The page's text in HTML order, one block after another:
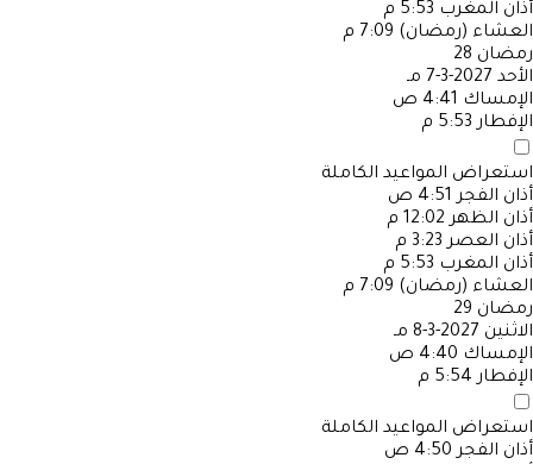
أذان المغرب 5:53 م
العشاء (رمضان) 7:09 م
رمضان 28
الأحد 2027-3-7 مـ
الإمساك 4:41 ص
الإفطار 5:53 م
استعراض المواعيد الكاملة
أذان الفجر 4:51 ص
أذان الظهر 12:02 م
أذان العصر 3:23 م
أذان المغرب 5:53 م
العشاء (رمضان) 7:09 م
رمضان 29
الاثنين 2027-3-8 مـ
الإمساك 4:40 ص
الإفطار 5:54 م
استعراض المواعيد الكاملة
أذان الفجر 4:50 ص